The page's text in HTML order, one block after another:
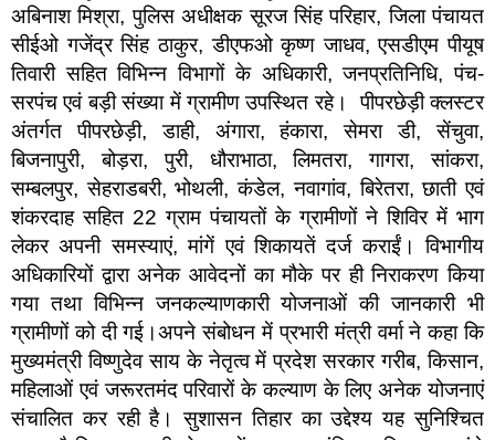
अबिनाश मिश्रा, पुलिस अधीक्षक सूरज सिंह परिहार, जिला पंचायत
सीईओ गजेंद्र सिंह ठाकुर, डीएफओ कृष्ण जाधव, एसडीएम पीयूष
तिवारी सहित विभिन्न विभागों के अधिकारी, जनप्रतिनिधि, पंच-
सरपंच एवं बड़ी संख्या में ग्रामीण उपस्थित रहे। पीपरछेड़ी क्लस्टर
अंतर्गत पीपरछेड़ी, डाही, अंगारा, हंकारा, सेमरा डी, सेंचुवा,
बिजनापुरी, बोड़रा, पुरी, धौराभाठा, लिमतरा, गागरा, सांकरा,
सम्बलपुर, सेहराडबरी, भोथली, कंडेल, नवागांव, बिरेतरा, छाती एवं
शंकरदाह सहित 22 ग्राम पंचायतों के ग्रामीणों ने शिविर में भाग
लेकर अपनी समस्याएं, मांगें एवं शिकायतें दर्ज कराईं। विभागीय
अधिकारियों द्वारा अनेक आवेदनों का मौके पर ही निराकरण किया
गया तथा विभिन्न जनकल्याणकारी योजनाओं की जानकारी भी
ग्रामीणों को दी गई।अपने संबोधन में प्रभारी मंत्री वर्मा ने कहा कि
मुख्यमंत्री विष्णुदेव साय के नेतृत्व में प्रदेश सरकार गरीब, किसान,
महिलाओं एवं जरूरतमंद परिवारों के कल्याण के लिए अनेक योजनाएं
संचालित कर रही है। सुशासन तिहार का उद्देश्य यह सुनिश्चित